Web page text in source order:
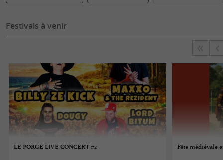
Festivals à venir
LE PORGE LIVE CONCERT #2 Fête médiévale